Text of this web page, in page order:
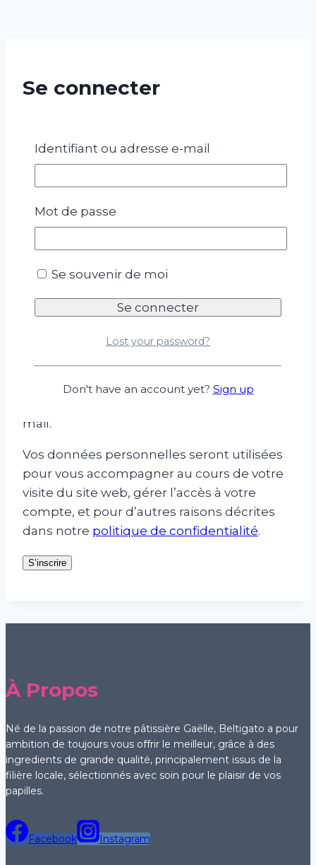
Se connecter
Mot de passe*
Se souvenir de moi
Mot de passe perdu ?
Un lien permettant de définir un nouveau
mail.
Vos données personnelles seront utilisées
pour vous accompagner au cours de votre
visite du site web, gérer l’accès à votre
compte, et pour d’autres raisons décrites
dans notre politique de confidentialité.
S’inscrire
À Propos
Né de la passion de notre pâtissière Gaëlle, Beltigato a pour
ambition de toujours vous offrir le meilleur, grâce à des
ingredients de grande qualité, principalement issus de la
filière locale, sélectionnés avec soin pour le plaisir de vos
papilles.
Facebook Instagram
Identifiant ou adresse e-mail
Mot de passe
Se souvenir de moi
Lost your password?
Don't have an account yet? Sign up